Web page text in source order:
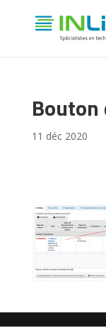
11 déc 2020